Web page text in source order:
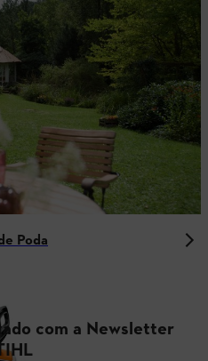
Poda
com a Newsletter